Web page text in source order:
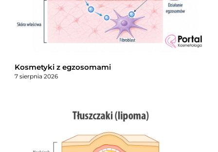
Kosmetyki z egzosomami
7 sierpnia 2026